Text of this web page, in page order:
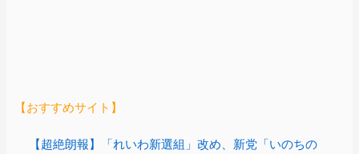
【おすすめサイト】
【超絶朗報】「れいわ新選組」改め、新党「いのちの